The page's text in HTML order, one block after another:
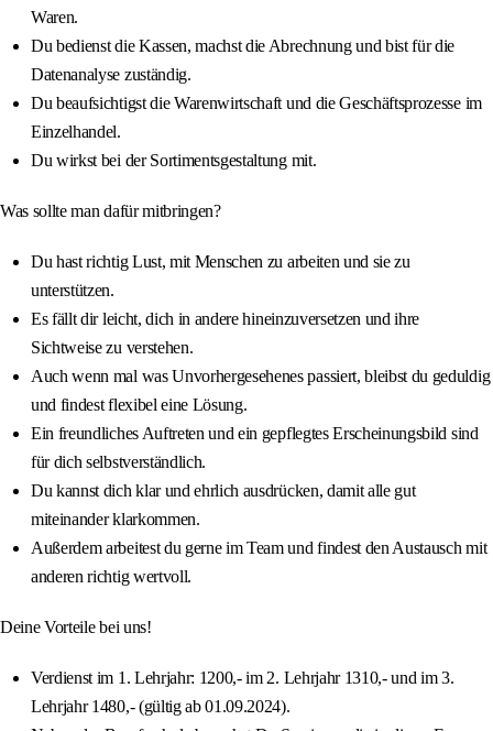
Waren.
Du bedienst die Kassen, machst die Abrechnung und bist für die
Datenanalyse zuständig.
Du beaufsichtigst die Warenwirtschaft und die Geschäftsprozesse im
Einzelhandel.
Du wirkst bei der Sortimentsgestaltung mit.
Was sollte man dafür mitbringen?
Du hast richtig Lust, mit Menschen zu arbeiten und sie zu
unterstützen.
Es fällt dir leicht, dich in andere hineinzuversetzen und ihre
Sichtweise zu verstehen.
Auch wenn mal was Unvorhergesehenes passiert, bleibst du geduldig
und findest flexibel eine Lösung.
Ein freundliches Auftreten und ein gepflegtes Erscheinungsbild sind
für dich selbstverständlich.
Du kannst dich klar und ehrlich ausdrücken, damit alle gut
miteinander klarkommen.
Außerdem arbeitest du gerne im Team und findest den Austausch mit
anderen richtig wertvoll.
Deine Vorteile bei uns!
Verdienst im 1. Lehrjahr: 1200,- im 2. Lehrjahr 1310,- und im 3.
Lehrjahr 1480,- (gültig ab 01.09.2024).